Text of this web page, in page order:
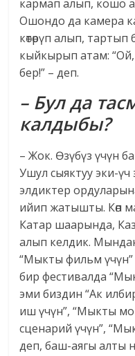
кармап алып, кошо
Ошондо да камера
көтөрүп алып,
кыйкырып атам: “Ой,
бер!” – деп.
– Бул да
калдыбы?
– Жок. Өзүбүз үчүн
Ушул сыяктуу эки-үч
элдиктер
ийип жатышты. Көп
Катар шаарында,
алып келдик.
“Мыкты фильм
бир фестивалда
эми биздин “Ак
иш үчүн”, “Мыкты
сценарий үчүн”,
деп, баш-аягы алты